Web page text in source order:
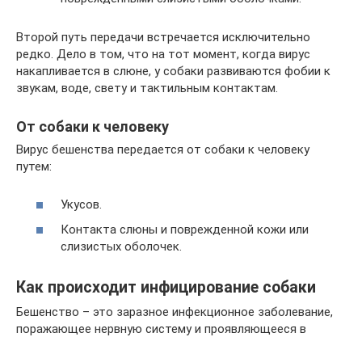
Второй путь передачи встречается исключительно
редко. Дело в том, что на тот момент, когда вирус
накапливается в слюне, у собаки развиваются фобии к
звукам, воде, свету и тактильным контактам.
От собаки к человеку
Вирус бешенства передается от собаки к человеку
путем:
Укусов.
Контакта слюны и поврежденной кожи или
слизистых оболочек.
Как происходит инфицирование собаки
Бешенство – это заразное инфекционное заболевание,
поражающее нервную систему и проявляющееся в